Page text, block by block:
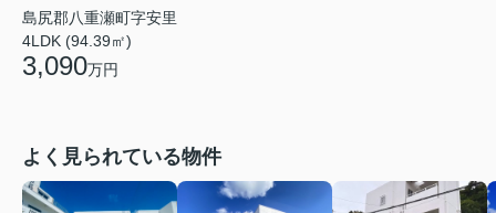
島尻郡八重瀬町字安里
4LDK (94.39㎡)
3,090万円
よく見られている物件